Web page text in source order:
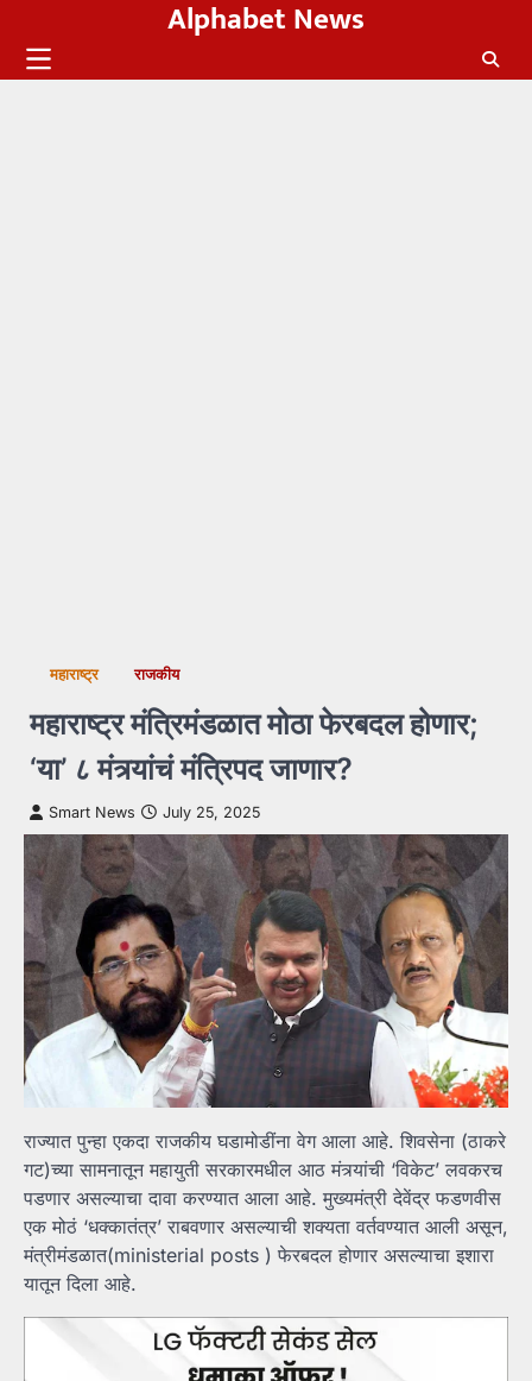
content
Alphabet News
महाराष्ट्र राजकीय
महाराष्ट्र मंत्रिमंडळात मोठा फेरबदल होणार;
‘या’ ८ मंत्र्यांचं मंत्रिपद जाणार?
Smart News July 25, 2025
राज्यात पुन्हा एकदा राजकीय घडामोडींना वेग आला आहे. शिवसेना (ठाकरे
गट)च्या सामनातून महायुती सरकारमधील आठ मंत्र्यांची ‘विकेट’ लवकरच
पडणार असल्याचा दावा करण्यात आला आहे. मुख्यमंत्री देवेंद्र फडणवीस
एक मोठं ‘धक्कातंत्र’ राबवणार असल्याची शक्यता वर्तवण्यात आली असून,
मंत्रीमंडळात(ministerial posts ) फेरबदल होणार असल्याचा इशारा
यातून दिला आहे.